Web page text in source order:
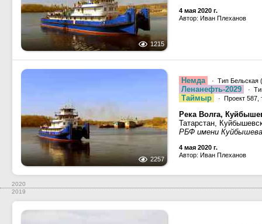
1215
4 мая 2020 г.
Автор: Иван Плеханов
2257
Немда · Тип Бельская
Ленанефть-2029 ·
Таймыр · Проект 587,
Река Волга,
Татарстан,
РБФ имени Куйбышева
4 мая 2020 г.
Автор: Иван Плеханов
2020
2019